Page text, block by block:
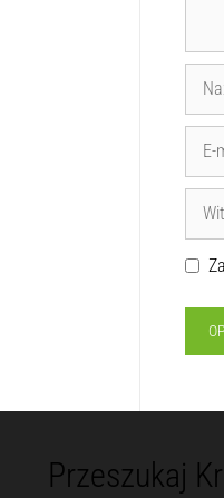
Przeszukaj